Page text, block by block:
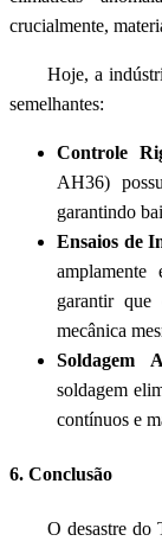
crucialmente,
Hoje, a
semelhantes:
Controle
AH36)
garantindo
Ensaios de
amplamente
garantir que
mecânica
Soldagem
soldagem
contínuos e
6. Conclusão
O desastre do